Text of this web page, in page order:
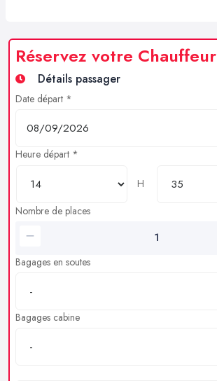
Réservez votre Chauffeur
Détails passager
Date départ *
Heure départ *
H
Nombre de places
Bagages en soutes
Bagages cabine